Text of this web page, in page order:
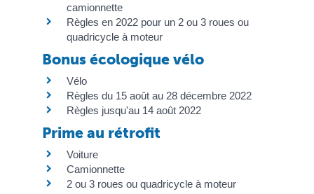
camionnette
Règles en 2022 pour un 2 ou 3 roues ou
quadricycle à moteur
Bonus écologique vélo
Vélo
Règles du 15 août au 28 décembre 2022
Règles jusqu'au 14 août 2022
Prime au rétrofit
Voiture
Camionnette
2 ou 3 roues ou quadricycle à moteur